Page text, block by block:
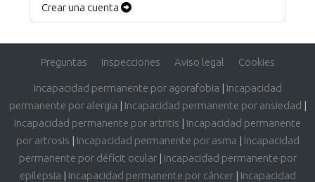
Crear una cuenta
Preguntas Inspecciones Aviso legal Cookies
Incapacidad permanente por agorafobia | Incapacidad
permanente por alergia | Incapacidad permanente por ansiedad |
Incapacidad permanente por artritis | Incapacidad permanente
por artrosis | Incapacidad permanente por asma | Incapacidad
permanente por déficit ocular| Incapacidad permanente por
epilepsia | Incapacidad permanente por cáncer| Incapacidad